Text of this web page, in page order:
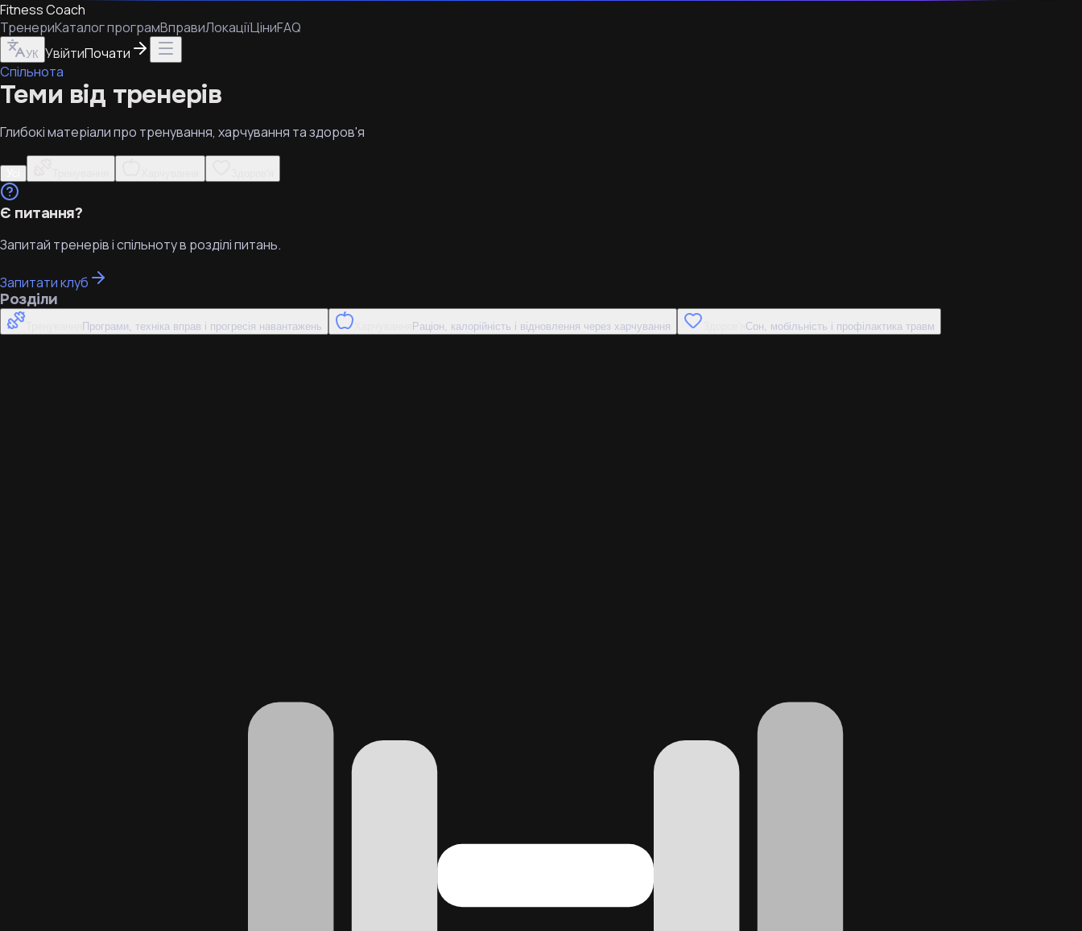
Fitness Coach
ТренериКаталог програмВправиЛокаціїЦіниFAQ
УК УвійтиПочати
Спільнота
Теми від тренерів
Глибокі матеріали про тренування, харчування та здоров'я
Є питання?
Запитай тренерів і спільноту в розділі питань.
Запитати клуб
Розділи
Програми, техніка вправ і прогресія навантажень Раціон, калорійність і відновлення через харчування Сон, мобільність і профілактика травм